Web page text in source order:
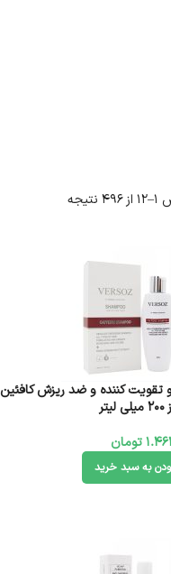
تقویت کننده و ضد ریزش کافئین
تومان
به سبد خرید